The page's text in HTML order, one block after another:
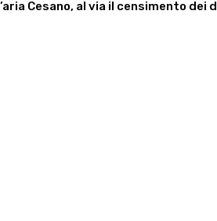
Cesano, al via il censimento dei